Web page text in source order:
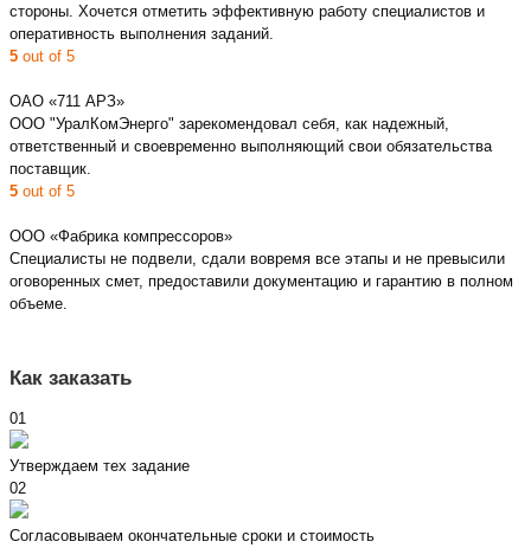
стороны. Хочется отметить эффективную работу специалистов и
оперативность выполнения заданий.
5 out of 5
ОАО «711 АРЗ»
ООО "УралКомЭнерго" зарекомендовал себя, как надежный,
ответственный и своевременно выполняющий свои обязательства
поставщик.
5 out of 5
ООО «Фабрика компрессоров»
Специалисты не подвели, сдали вовремя все этапы и не превысили
оговоренных смет, предоставили документацию и гарантию в полном
объеме.
Как заказать
01
Утверждаем тех задание
02
Согласовываем окончательные сроки и стоимость